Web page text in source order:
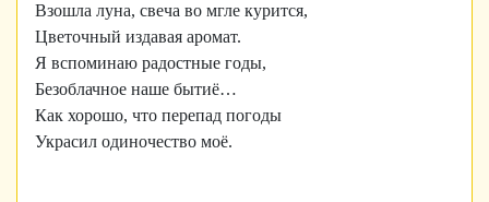
Взошла луна, свеча во мгле курится,
Цветочный издавая аромат.
Я вспоминаю радостные годы,
Безоблачное наше бытиё…
Как хорошо, что перепад погоды
Украсил одиночество моё.